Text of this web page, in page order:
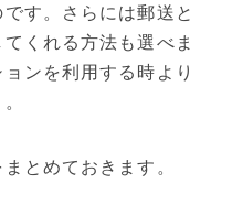
す。さらには郵送と
くれる方法も選べま
ンを利用する時より
とめておきます。